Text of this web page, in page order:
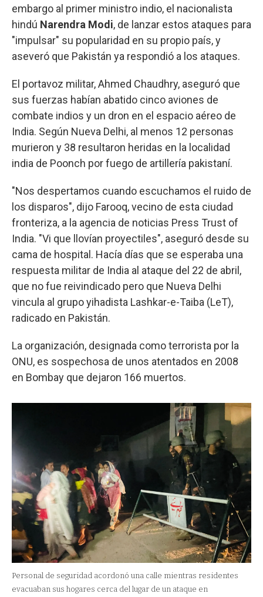
embargo al primer ministro indio, el nacionalista
hindú Narendra Modi, de lanzar estos ataques para
"impulsar" su popularidad en su propio país, y
aseveró que Pakistán ya respondió a los ataques.
El portavoz militar, Ahmed Chaudhry, aseguró que
sus fuerzas habían abatido cinco aviones de
combate indios y un dron en el espacio aéreo de
India. Según Nueva Delhi, al menos 12 personas
murieron y 38 resultaron heridas en la localidad
india de Poonch por fuego de artillería pakistaní.
"Nos despertamos cuando escuchamos el ruido de
los disparos", dijo Farooq, vecino de esta ciudad
fronteriza, a la agencia de noticias Press Trust of
India. "Vi que llovían proyectiles", aseguró desde su
cama de hospital. Hacía días que se esperaba una
respuesta militar de India al ataque del 22 de abril,
que no fue reivindicado pero que Nueva Delhi
vincula al grupo yihadista Lashkar-e-Taiba (LeT),
radicado en Pakistán.
La organización, designada como terrorista por la
ONU, es sospechosa de unos atentados en 2008
en Bombay que dejaron 166 muertos.
Personal de seguridad acordonó una calle mientras residentes
evacuaban sus hogares cerca del lugar de un ataque en